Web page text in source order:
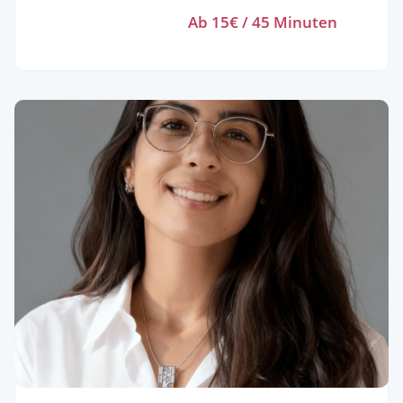
gewählt, in welchem Physik, aber vor allem
Mathe Nachhilfe geben können, habe mich als
Schachtrainer dazu engagiert, Anfängern den Einstieg
in den Denksport zu vereinfachen und bin auch
aktuell jeden Sommer Betreuer einer (zweiwöchigen)
Kinderfreizeit. Ziel meiner Nachhilfe ist, dass der/die
Schülerin/-in nicht nur einfach mit dem Lernthema
umzugehen weiß, sondern dass er/sie vor allem ein
umfassendes und tiefgreifendes Verständnis der
Themen entwickelt und den Stoff selbstbewusst und
flexibel beim Lösen von Aufgaben anwendet. Dazu
erkläre ich gerne mit verschiedenen Ansätzen,
Beispielen und Bezügen zum Alltag, um den Zugang
zum Stoff zu erleichtern. Preislich gestaltet es sich wie
folgt: 20€ / 60 min bis 7. Klasse 22€ / 60 min 8. - 10.
Klasse 25€/ 60 min ab 11. Klasse bis Hochschule Ich
Ab 15€ / 45 Minuten